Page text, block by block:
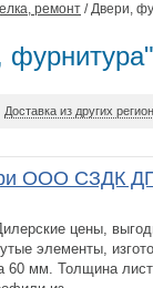
ремонт / Двери,
Доставка из других
ООО СЗДК
цены,
элементы,
60 мм. Толщина